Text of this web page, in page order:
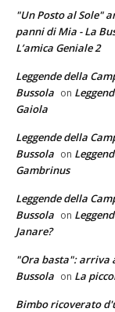
"Un Posto al Sole"
panni di Mia - La
L’amica Geniale 2
Leggende della
Bussola on
Gaiola
Leggende della
Bussola on
Gambrinus
Leggende della
Bussola on
Janare?
"Ora basta": arriva
Bussola on La
Bimbo ricoverato